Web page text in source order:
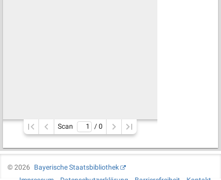
Scan / 0
©2026
Bayerische Staatsbibliothek